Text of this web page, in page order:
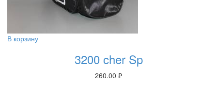
В корзину
3200 cher Sp
260.00 ₽